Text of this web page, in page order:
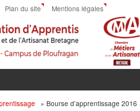
Plan du site Mentions légales
» Bourse d’apprentissage 2016